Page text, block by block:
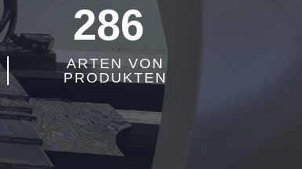
286
ARTEN VON
PRODUKTEN